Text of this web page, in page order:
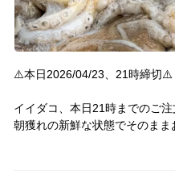
⚠️本日2026/04/23、21時締切⚠️
イイダコ、本日21時までのご注
朝獲れの新鮮な状態でそのまま
このチャンス逃すと次回は未